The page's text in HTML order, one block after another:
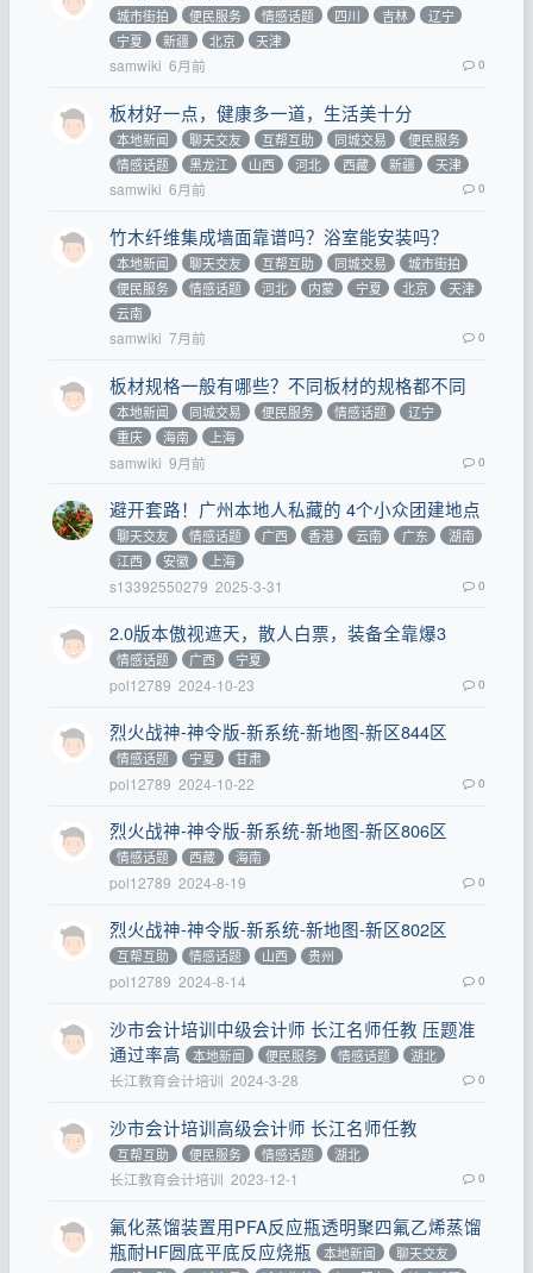
城市街拍
便民服务 情感话题 四川 吉林
辽宁
宁夏
新疆 北京 天津
samwiki 6月前 0
板材好一点，健康多一道，生活美十分
本地新闻 聊天交友 互帮互助 同城交易
便民服务
情感话题
黑龙江 山西 河北 西藏 新疆 天津
samwiki 6月前 0
竹木纤维集成墙面靠谱吗？浴室能安装吗？
本地新闻 聊天交友 互帮互助 同城交易
城市街拍
便民服务
情感话题 河北 内蒙 宁夏 北京
天津
云南
samwiki 7月前 0
板材规格一般有哪些？不同板材的规格都不同
本地新闻 同城交易 便民服务 情感话题
辽宁
重庆
海南 上海
samwiki 9月前 0
避开套路！广州本地人私藏的 4个小众团建地点
聊天交友 情感话题 广西 香港 云南 广东
湖南
江西
安徽 上海
s13392550279 2025-3-31 0
2.0版本傲视遮天，散人白票，装备全靠爆3
情感话题 广西 宁夏
pol12789 2024-10-23 0
烈火战神-神令版-新系统-新地图-新区844区
情感话题 宁夏 甘肃
pol12789 2024-10-22 0
烈火战神-神令版-新系统-新地图-新区806区
情感话题 西藏 海南
pol12789 2024-8-19 0
烈火战神-神令版-新系统-新地图-新区802区
互帮互助 情感话题 山西 贵州
pol12789 2024-8-14 0
沙市会计培训中级会计师 长江名师任教 压题准
通过率高
本地新闻 便民服务 情感话题 湖北
长江教育会计培训 2024-3-28 0
沙市会计培训高级会计师 长江名师任教
互帮互助 便民服务 情感话题 湖北
长江教育会计培训 2023-12-1 0
氟化蒸馏装置用PFA反应瓶透明聚四氟乙烯蒸馏
瓶耐HF圆底平底反应烧瓶
本地新闻
聊天交友